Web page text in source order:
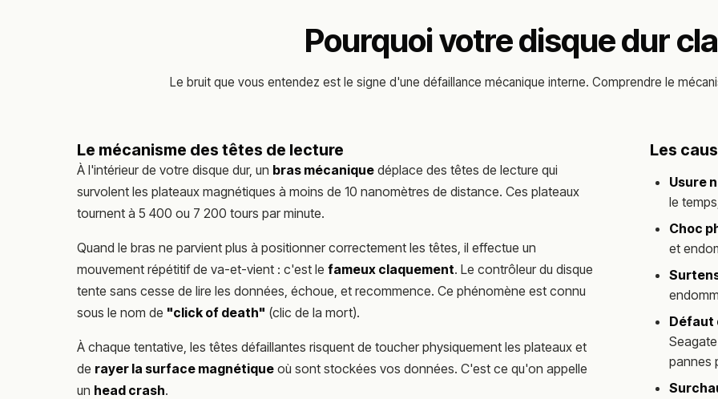
Pourquoi votre disque dur
Le bruit que vous entendez est le signe d'une défaillance mécanique interne. Comprendre le
Le mécanisme des têtes de lecture
À l'intérieur de votre disque dur, un bras mécanique déplace des têtes de lecture qui
survolent les plateaux magnétiques à moins de 10 nanomètres de distance. Ces plateaux
tournent à 5 400 ou 7 200 tours par minute.
Quand le bras ne parvient plus à positionner correctement les têtes, il effectue un
mouvement répétitif de va-et-vient : c'est le fameux claquement. Le contrôleur du disque
tente sans cesse de lire les données, échoue, et recommence. Ce phénomène est connu
sous le nom de "click of death" (clic de la mort).
À chaque tentative, les têtes défaillantes risquent de toucher physiquement les plateaux et
de rayer la surface magnétique où sont stockées vos données. C'est ce qu'on appelle
un head crash.
Les
Usure
le
Choc
et
Défaut
pannes